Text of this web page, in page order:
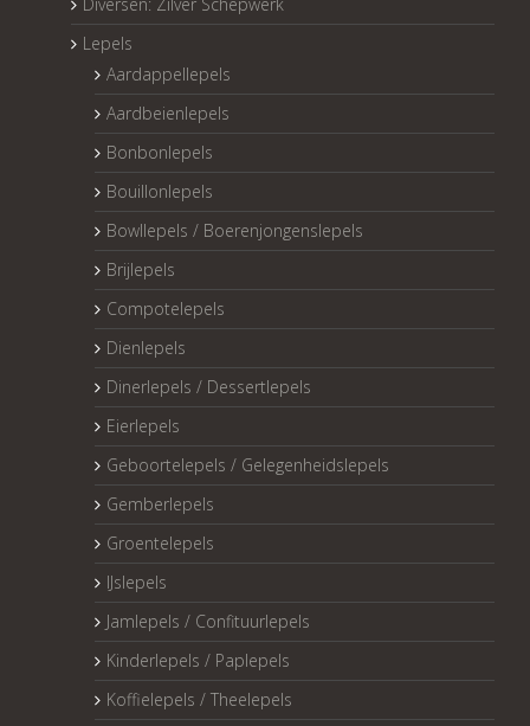
Diversen: Zilver Schepwerk
Lepels
Aardappellepels
Aardbeienlepels
Bonbonlepels
Bouillonlepels
Bowllepels / Boerenjongenslepels
Brijlepels
Compotelepels
Dienlepels
Dinerlepels / Dessertlepels
Eierlepels
Geboortelepels / Gelegenheidslepels
Gemberlepels
Groentelepels
IJslepels
Jamlepels / Confituurlepels
Kinderlepels / Paplepels
Koffielepels / Theelepels